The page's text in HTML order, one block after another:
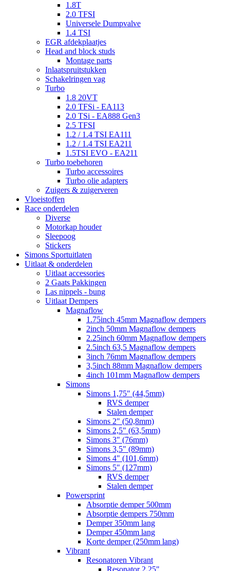
1.8T
2.0 TFSI
Universele Dumpvalve
1.4 TSI
EGR afdekplaatjes
Head and block studs
Montage parts
Inlaatspruitstukken
Schakelringen vag
Turbo
1.8 20VT
2.0 TFSi - EA113
2.0 TSi - EA888 Gen3
2.5 TFSI
1.2 / 1.4 TSI EA111
1.2 / 1.4 TSI EA211
1.5TSI EVO - EA211
Turbo toebehoren
Turbo accessoires
Turbo olie adapters
Zuigers & zuigerveren
Vloeistoffen
Race onderdelen
Diverse
Motorkap houder
Sleepoog
Stickers
Simons Sportuitlaten
Uitlaat & onderdelen
Uitlaat accessories
2 Gaats Pakkingen
Las nippels - bung
Uitlaat Dempers
Magnaflow
1.75inch 45mm Magnaflow dempers
2inch 50mm Magnaflow dempers
2.25inch 60mm Magnaflow dempers
2.5inch 63,5 Magnaflow dempers
3inch 76mm Magnaflow dempers
3,5inch 88mm Magnaflow dempers
4inch 101mm Magnaflow dempers
Simons
Simons 1,75" (44,5mm)
RVS demper
Stalen demper
Simons 2" (50,8mm)
Simons 2,5" (63,5mm)
Simons 3" (76mm)
Simons 3,5" (89mm)
Simons 4" (101,6mm)
Simons 5" (127mm)
RVS demper
Stalen demper
Powersprint
Absorptie demper 500mm
Absorptie dempers 750mm
Demper 350mm lang
Demper 450mm lang
Korte demper (250mm lang)
Vibrant
Resonatoren Vibrant